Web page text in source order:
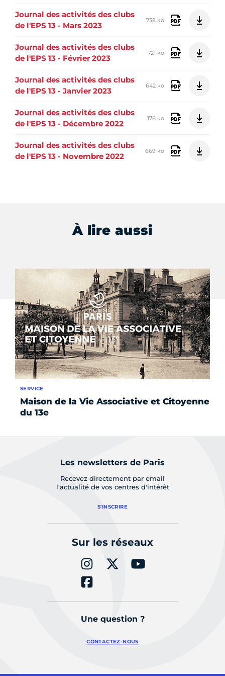
Journal des activités des clubs
de l'EPS 13 - Mars 2023
738 ko
Journal des activités des clubs
de l'EPS 13 - Février 2023
721 ko
Journal des activités des clubs
de l'EPS 13 - Janvier 2023
642 ko
Journal des activités des clubs
de l'EPS 13 - Décembre 2022
178 ko
Journal des activités des clubs
de l'EPS 13 - Novembre 2022
669 ko
À lire aussi
Maison de la Vie Associative et Citoyenne
du 13e
SERVICE
Les newsletters de Paris
Recevez directement par email
l'actualité de vos centres d'intérêt
S'INSCRIRE
Sur les réseaux
Une question ?
CONTACTEZ-NOUS